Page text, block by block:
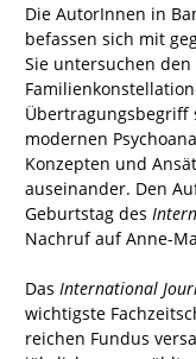
Die AutorInnen in
befassen sich mit
Sie untersuchen
Übertragungsbegriff
modernen
Konzepten und
auseinander. Den
Geburtstag des
Nachruf auf Anne-
Das International
wichtigste
reichen Fundus